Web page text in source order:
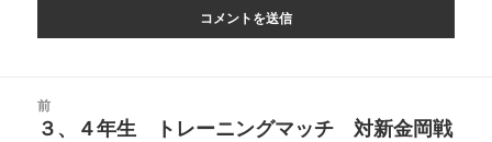
前
前
３、４年生 トレーニングマッチ 対新金岡戦